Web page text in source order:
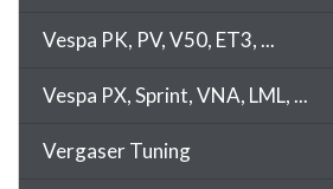
Vespa PK, PV, V50, ET3, ...
Vespa PX, Sprint, VNA, LML, ...
Vergaser Tuning